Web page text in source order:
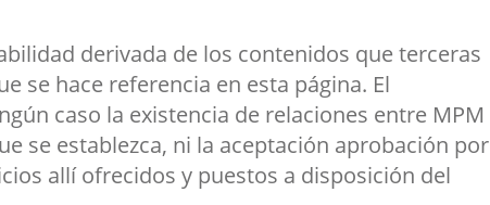
derivada de los contenidos que terceras
se hace referencia en esta página. El
caso la existencia de relaciones entre MPM
se establezca, ni la aceptación aprobación por
allí ofrecidos y puestos a disposición del